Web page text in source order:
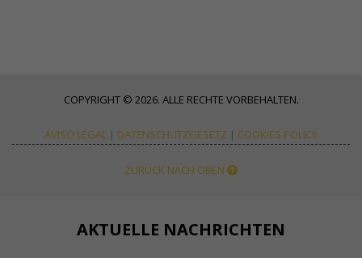
COPYRIGHT © 2026. ALLE RECHTE VORBEHALTEN.
AVISO LEGAL | DATENSCHUTZGESETZ | COOKIES POLICY
ZURÜCK NACH OBEN
AKTUELLE NACHRICHTEN